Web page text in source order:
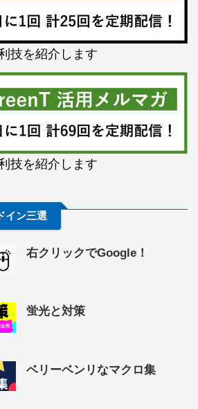
技を紹介します
技を紹介します
イン三選
右クリックでGoogle！
蛍光と対策
ベリーベンリなマクロ集